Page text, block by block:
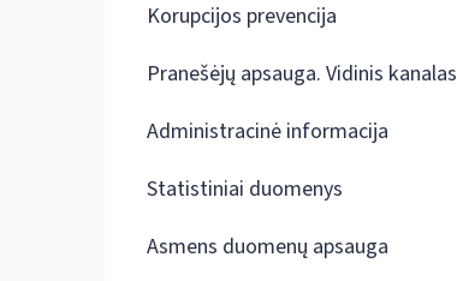
Korupcijos prevencija
Pranešėjų apsauga. Vidinis kanalas
Administracinė informacija
Statistiniai duomenys
Asmens duomenų apsauga